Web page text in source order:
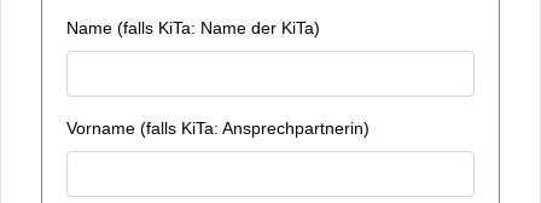
Name (falls KiTa: Name der KiTa)
Vorname (falls KiTa: Ansprechpartnerin)